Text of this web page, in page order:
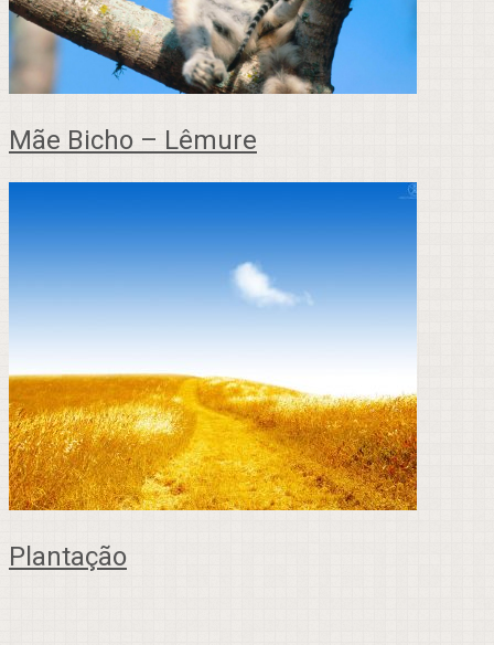
Mãe Bicho – Lêmure
Plantação